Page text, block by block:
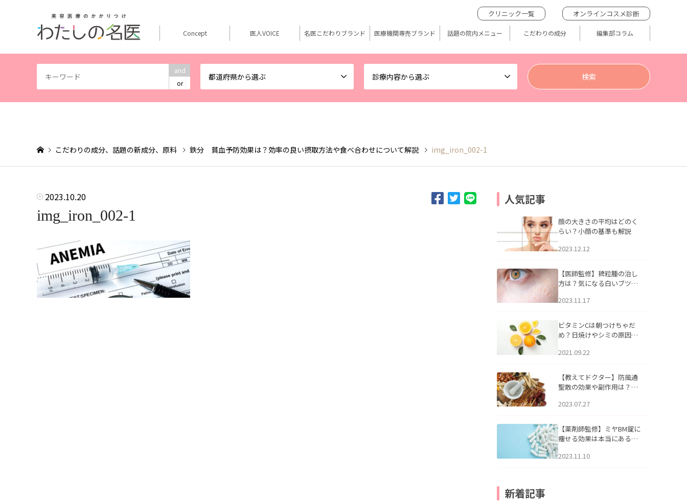
and
or
都道府県から選ぶ 診療内容から選ぶ
クリニック一覧 オンラインコスメ診断
Concept 医人VOICE 名医こだわりブランド 医療機関専売ブランド 話題の院内メニュー こだわりの成分 編集部コラム
こだわりの成分、話題の新成分、原料 鉄分 貧血予防効果は？効率の良い摂取方法や食べ合わせについて解説 img_iron_002-1
2023.10.20
img_iron_002-1
人気記事
顔の大きさの平均はどのく
らい？小顔の基準も解説
2023.12.12
【医師監修】稗粒腫の治し
方は？気になる白いブツブ
アについて
2023.11.17
ビタミンCは朝つけちゃだ
め？日焼けやシミの原因に
2021.09.22
【教えてドクター】防風通
聖散の効果や副作用は？長
2023.07.27
【薬剤師監修】ミヤBM錠に
痩せる効果は本当にある
2023.11.10
新着記事